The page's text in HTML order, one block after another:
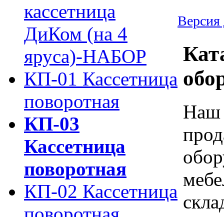
кассетница
ДиКом (на 4
яруса)-НАБОР
КП-01 Кассетница
поворотная
КП-03
Кассетница
поворотная
КП-02 Кассетница
Версия
Наш